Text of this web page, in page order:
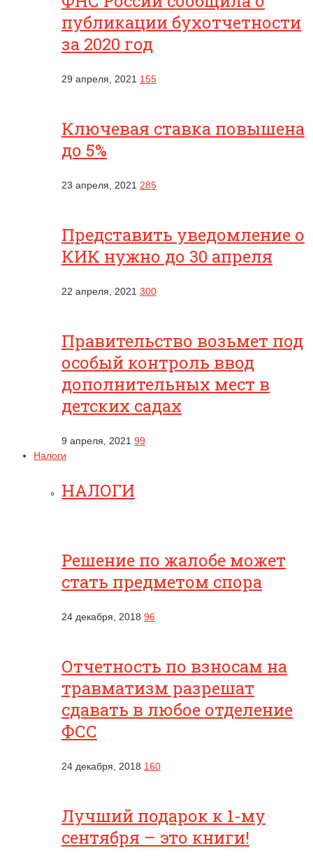
публикации бухотчетности
за 2020 год
29 апреля, 2021 155
Ключевая ставка повышена
до 5%
23 апреля, 2021 285
Представить уведомление о
КИК нужно до 30 апреля
22 апреля, 2021 300
Правительство возьмет под
особый контроль ввод
дополнительных мест в
детских садах
9 апреля, 2021 99
Налоги
НАЛОГИ
Решение по жалобе может
стать предметом спора
24 декабря, 2018 96
Отчетность по взносам на
травматизм разрешат
сдавать в любое отделение
ФСС
24 декабря, 2018 160
Лучший подарок к 1-му
сентября – это книги!